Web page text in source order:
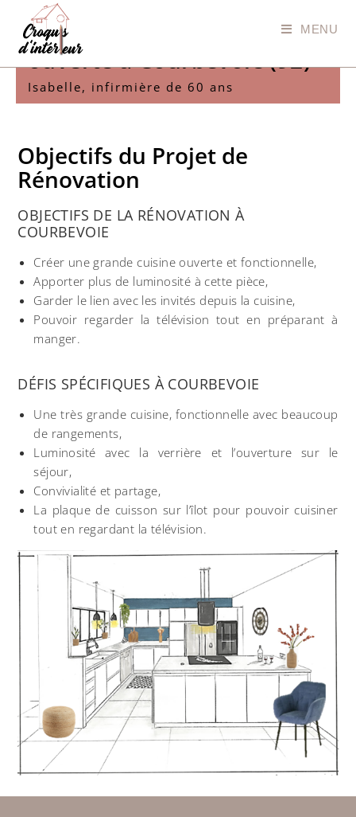
MENU
Création d'une cuisine
ouverte à Courbevoie (92)
Isabelle, infirmière de 60 ans
Objectifs du Projet de
Rénovation
OBJECTIFS DE LA RÉNOVATION À
COURBEVOIE
Créer une grande cuisine ouverte et fonctionnelle,
Apporter plus de luminosité à cette pièce,
Garder le lien avec les invités depuis la cuisine,
Pouvoir regarder la télévision tout en préparant à
manger.
DÉFIS SPÉCIFIQUES À COURBEVOIE
Une très grande cuisine, fonctionnelle avec beaucoup
de rangements,
Luminosité avec la verrière et l’ouverture sur le
séjour,
Convivialité et partage,
La plaque de cuisson sur l’îlot pour pouvoir cuisiner
tout en regardant la télévision.